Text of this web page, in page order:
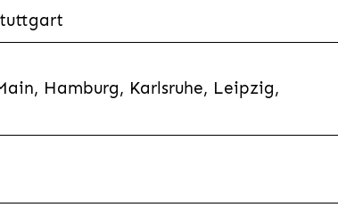
Hamburg, Karlsruhe, Leipzig,